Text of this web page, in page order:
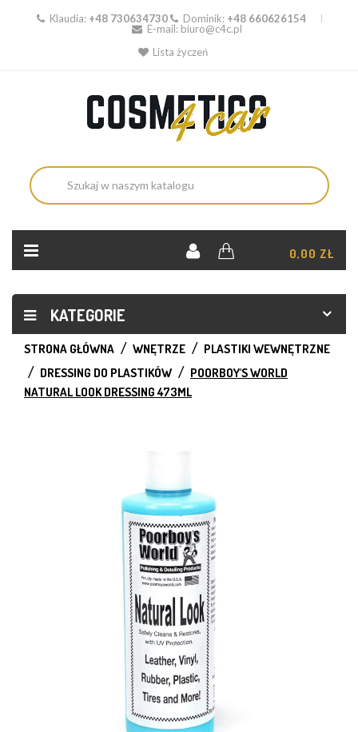
Klaudia: +48 730634730 Dominik: +48 660626154
E-mail: biuro@c4c.pl
Lista życzeń
0,00 ZŁ
KATEGORIE
STRONA GŁÓWNA WNĘTRZE
PLASTIKI WEWNĘTRZNE
DRESSING DO PLASTIKÓW
POORBOY'S WORLD
NATURAL LOOK DRESSING 473ML